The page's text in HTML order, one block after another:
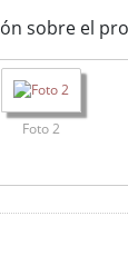
sobre el
Foto 2